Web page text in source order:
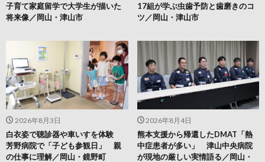
2026年8月4日
熊本支援から帰還したDMAT「熱
中症患者が多い」 津山中央病院
が現地の厳しい実情語る／岡山・
2026年8月3日
白衣姿で聴診器や車いすを体験
芳野病院で「子ども参観日」 親
の仕事に理解／岡山・鏡野町
17組が学ぶ虫歯予防と歯磨きのコ
ツ／岡山・津山市
子育て家庭留学で大学生が描いた
将来像／岡山・津山市